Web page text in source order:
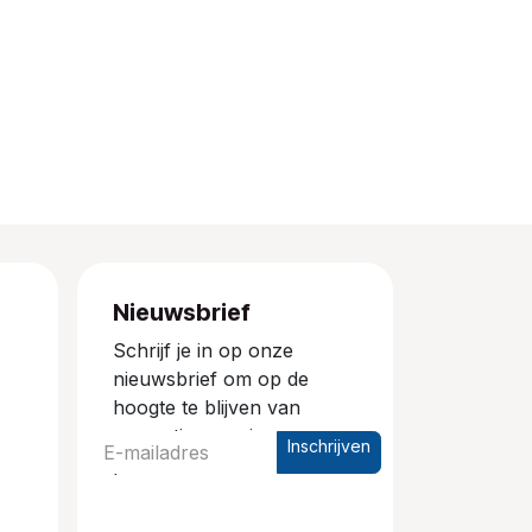
Nieuwsbrief
Schrijf je in op onze
nieuwsbrief om op de
hoogte te blijven van
promoties en nieuwe
producten.
Inschrijven